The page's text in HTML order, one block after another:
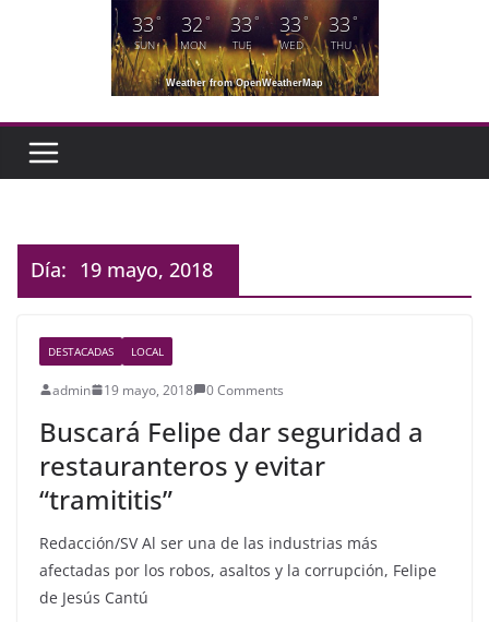
33°
SUN
32 °
MON
33°
TUE
33 °
WED
33 °
THU
Weather from OpenWeatherMap
Día: 19 mayo, 2018
DESTACADAS LOCAL
admin 19 mayo, 2018 0 Comments
Buscará Felipe dar seguridad a
restauranteros y evitar
“tramititis”
Redacción/SV Al ser una de las industrias más
afectadas por los robos, asaltos y la corrupción, Felipe
de Jesús Cantú